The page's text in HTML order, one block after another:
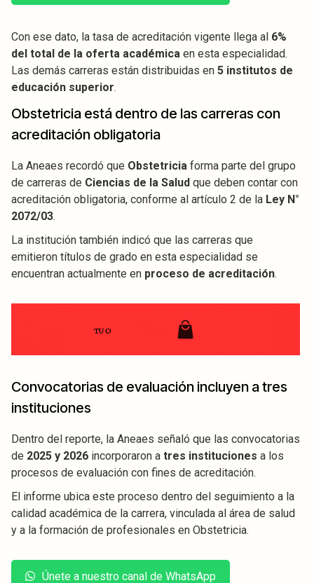
Con ese dato, la tasa de acreditación vigente llega al 6%
del total de la oferta académica en esta especialidad.
Las demás carreras están distribuidas en 5 institutos de
educación superior.
Obstetricia está dentro de las carreras con
acreditación obligatoria
La Aneaes recordó que Obstetricia forma parte del grupo
de carreras de Ciencias de la Salud que deben contar con
acreditación obligatoria, conforme al artículo 2 de la Ley N°
2072/03.
La institución también indicó que las carreras que
emitieron títulos de grado en esta especialidad se
encuentran actualmente en proceso de acreditación.
Convocatorias de evaluación incluyen a tres
instituciones
Dentro del reporte, la Aneaes señaló que las convocatorias
de 2025 y 2026 incorporaron a tres instituciones a los
procesos de evaluación con fines de acreditación.
El informe ubica este proceso dentro del seguimiento a la
calidad académica de la carrera, vinculada al área de salud
y a la formación de profesionales en Obstetricia.
Únete a nuestro canal de WhatsApp